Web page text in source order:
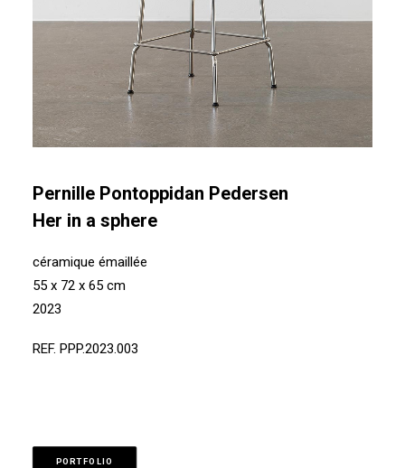
Pernille Pontoppidan Pedersen
Her in a sphere
céramique émaillée
55 x 72 x 65 cm
2023
REF. PPP.2023.003
PORTFOLIO